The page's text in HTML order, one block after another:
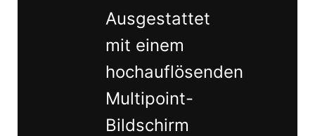
Ausgestattet
mit einem
hochauflösenden
Multipoint-
Bildschirm